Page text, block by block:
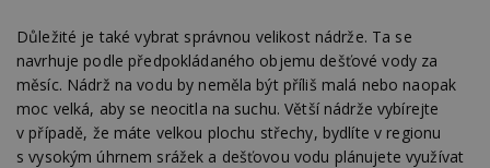
Důležité je také vybrat správnou velikost nádrže. Ta se
navrhuje podle předpokládaného objemu dešťové vody za
měsíc. Nádrž na vodu by neměla být příliš malá nebo naopak
moc velká, aby se neocitla na suchu. Větší nádrže vybírejte
v případě, že máte velkou plochu střechy, bydlíte v regionu
s vysokým úhrnem srážek a dešťovou vodu plánujete využívat